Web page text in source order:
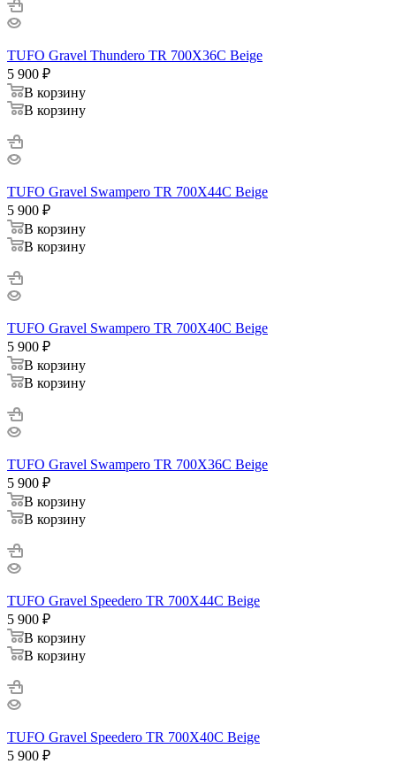
TUFO Gravel Thundero TR 700X36C Beige
5 900 ₽
В корзину
В корзину
TUFO Gravel Swampero TR 700X44C Beige
5 900 ₽
В корзину
В корзину
TUFO Gravel Swampero TR 700X40C Beige
5 900 ₽
В корзину
В корзину
TUFO Gravel Swampero TR 700X36C Beige
5 900 ₽
В корзину
В корзину
TUFO Gravel Speedero TR 700X44C Beige
5 900 ₽
В корзину
В корзину
TUFO Gravel Speedero TR 700X40C Beige
5 900 ₽